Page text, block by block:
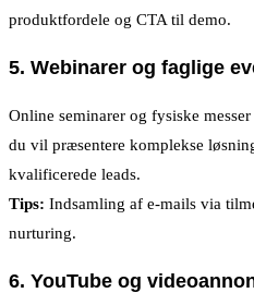
produktfordele og CTA til demo.
5. Webinarer og faglige
Online seminarer og fysiske
du vil præsentere komplekse
kvalificerede leads.
Tips: Indsamling af e-mails via
nurturing.
6. YouTube og